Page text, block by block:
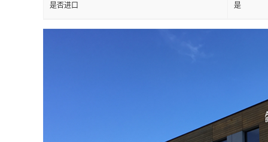
是否进口 是